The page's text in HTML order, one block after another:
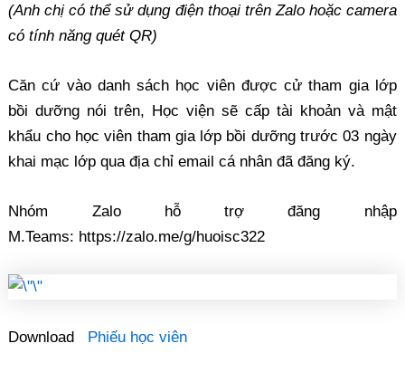
(Anh chị có thể sử dụng điện thoại trên Zalo hoặc camera
có tính năng quét QR)
Căn cứ vào danh sách học viên được cử tham gia lớp
bồi dưỡng nói trên, Học viện sẽ cấp tài khoản và mật
khẩu cho học viên tham gia lớp bồi dưỡng trước 03 ngày
khai mạc lớp qua địa chỉ email cá nhân đã đăng ký.
Nhóm Zalo hỗ trợ đăng nhập
M.Teams: https://zalo.me/g/huoisc322
Download Phiếu học viên